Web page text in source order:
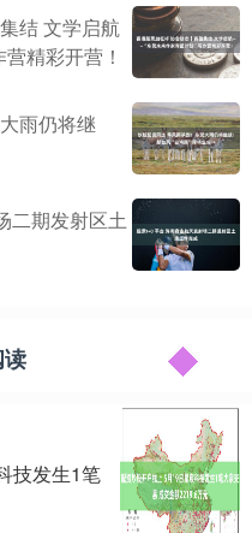
结 文学启航
精彩开营！
雨仍将继
二期发射区土
技发生1笔